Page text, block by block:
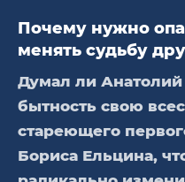
пенсионный
среднего возраста
большинстве своем
воспользоваться
кредитам с
наследников, а
собственностью
функционирования
меры невозможно
общественной
должен быть
равенство всех
Именно эти два
Почему нужно
менять судьбу
Думал ли
бытность свою
стареющего
Бориса Ельцина,